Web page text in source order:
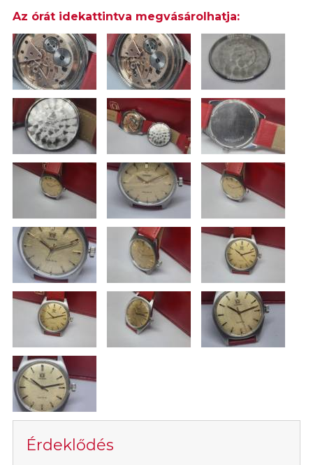
Az órát idekattintva megvásárolhatja:
Érdeklődés